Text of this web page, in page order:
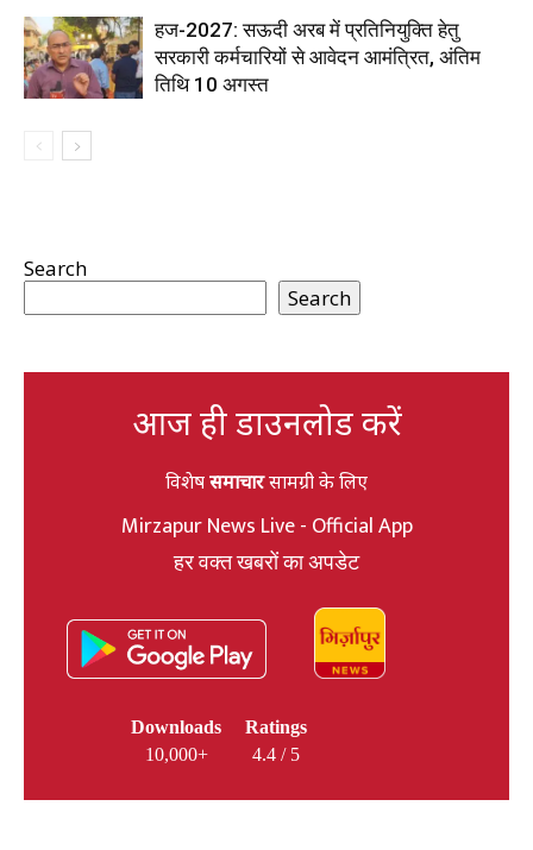
हज-2027: सऊदी अरब में प्रतिनियुक्ति हेतु
सरकारी कर्मचारियों से आवेदन आमंत्रित, अंतिम
तिथि 10 अगस्त
Search
Search
आज ही डाउनलोड करें
विशेषसमाचारसामग्री के लिए
Mirzapur News Live - Official App
हर वक्त खबरों का अपडेट
Downloads
10,000+
Ratings
4.4 / 5